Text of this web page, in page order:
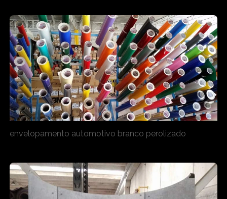
envelopamento automotivo branco perolizado